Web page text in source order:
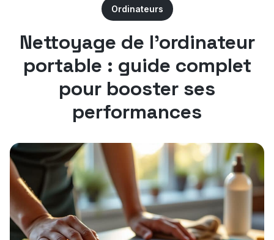
Ordinateurs
Nettoyage de l’ordinateur
portable : guide complet
pour booster ses
performances